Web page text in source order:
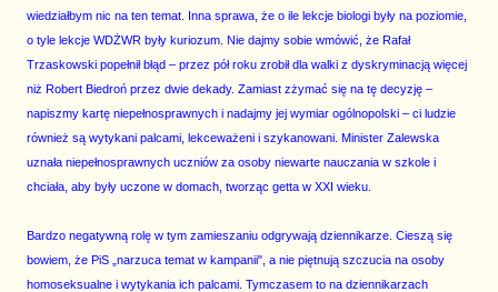
wiedziałbym nic na ten temat. Inna sprawa, że o ile lekcje biologi były na poziomie,
o tyle lekcje WDŻWR były kuriozum. Nie dajmy sobie wmówić, że Rafał
Trzaskowski popełnił błąd – przez pół roku zrobił dla walki z dyskryminacją więcej
niż Robert Biedroń przez dwie dekady. Zamiast zżymać się na tę decyzję –
napiszmy kartę niepełnosprawnych i nadajmy jej wymiar ogólnopolski – ci ludzie
również są wytykani palcami, lekceważeni i szykanowani. Minister Zalewska
uznała niepełnosprawnych uczniów za osoby niewarte nauczania w szkole i
chciała, aby były uczone w domach, tworząc getta w XXI wieku.
Bardzo negatywną rolę w tym zamieszaniu odgrywają dziennikarze. Cieszą się
bowiem, że PiS „narzuca temat w kampanii", a nie piętnują szczucia na osoby
homoseksualne i wytykania ich palcami. Tymczasem to na dziennikarzach